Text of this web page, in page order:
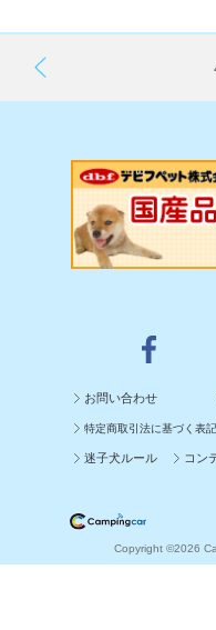
お問い合わせ
特定商取引法に基づく表記
迷子犬ルール コン
Copyright ©2026